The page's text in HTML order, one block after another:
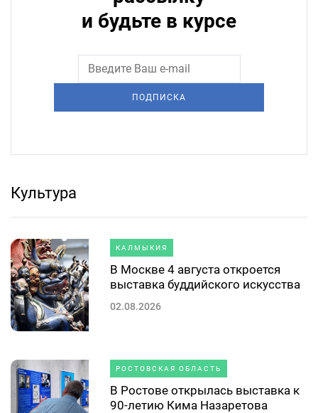
и будьте в курсе
ПОДПИСКА
Культура
КАЛМЫКИЯ
В Москве 4 августа откроется
выставка буддийского искусства
02.08.2026
РОСТОВСКАЯ ОБЛАСТЬ
В Ростове открылась выставка к
90-летию Кима Назаретова